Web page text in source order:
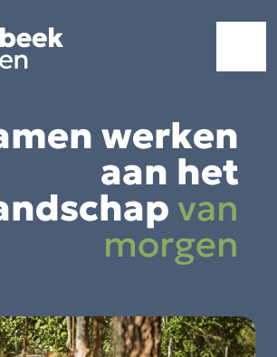
werken
aan het
van
morgen